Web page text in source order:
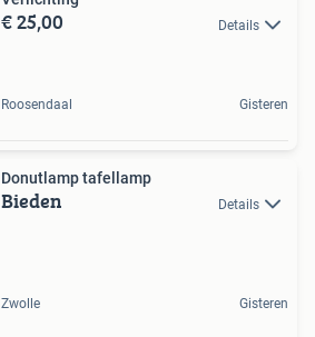
€ 25,00 Details
Roosendaal Gisteren
Donutlamp tafellamp
Bieden Details
Zwolle Gisteren